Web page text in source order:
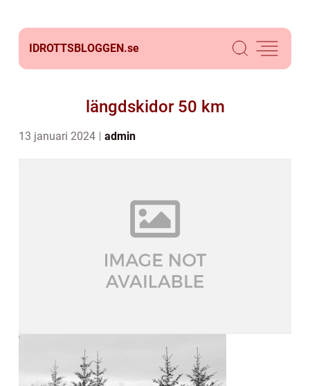
IDROTTSBLOGGEN.se
längdskidor 50 km
13 januari 2024 admin